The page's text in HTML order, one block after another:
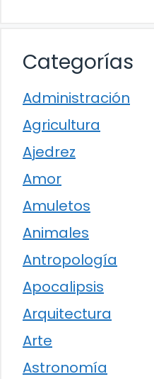
Categorías
Administración
Agricultura
Ajedrez
Amor
Amuletos
Animales
Antropología
Apocalipsis
Arquitectura
Arte
Astronomía